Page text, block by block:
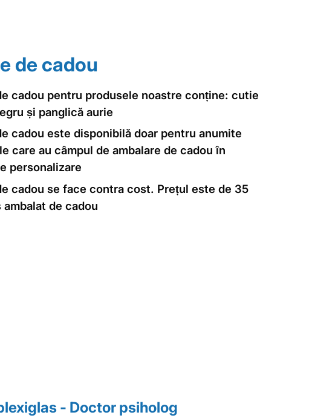
de cadou
cadou pentru produsele noastre conține: cutie
și panglică aurie
cadou este disponibilă doar pentru anumite
care au câmpul de ambalare de cadou în
personalizare
cadou se face contra cost. Prețul este de 35
ambalat de cadou
- Doctor psiholog